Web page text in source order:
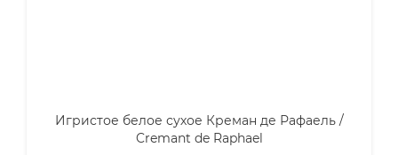
Игристое белое сухое Креман де Рафаель /
Cremant de Raphael